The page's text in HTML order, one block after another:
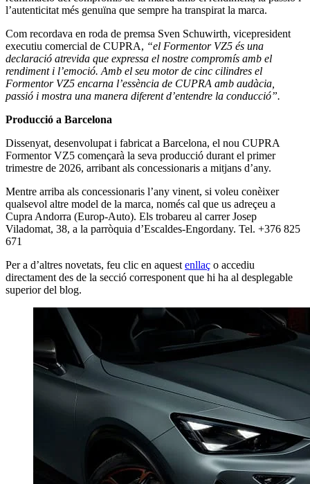
l’autenticitat més genuïna que sempre ha transpirat la marca.
Com recordava en roda de premsa Sven Schuwirth, vicepresident
executiu comercial de CUPRA, “el Formentor VZ5 és una
declaració atrevida que expressa el nostre compromís amb el
rendiment i l’emoció. Amb el seu motor de cinc cilindres el
Formentor VZ5 encarna l’essència de CUPRA amb audàcia,
passió i mostra una manera diferent d’entendre la conducció”.
Producció a Barcelona
Dissenyat, desenvolupat i fabricat a Barcelona, el nou CUPRA
Formentor VZ5 començarà la seva producció durant el primer
trimestre de 2026, arribant als concessionaris a mitjans d’any.
Mentre arriba als concessionaris l’any vinent, si voleu conèixer
qualsevol altre model de la marca, només cal que us adreçeu a
Cupra Andorra (Europ-Auto). Els trobareu al carrer Josep
Viladomat, 38, a la parròquia d’Escaldes-Engordany. Tel. +376 825
671
Per a d’altres novetats, feu clic en aquest enllaç o accediu
directament des de la secció corresponent que hi ha al desplegable
superior del blog.